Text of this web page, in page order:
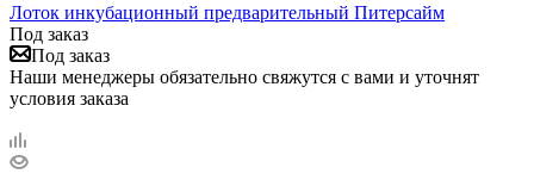
Лоток инкубационный предварительный Питерсайм
Под заказ
Под заказ
Наши менеджеры обязательно свяжутся с вами и уточнят
условия заказа